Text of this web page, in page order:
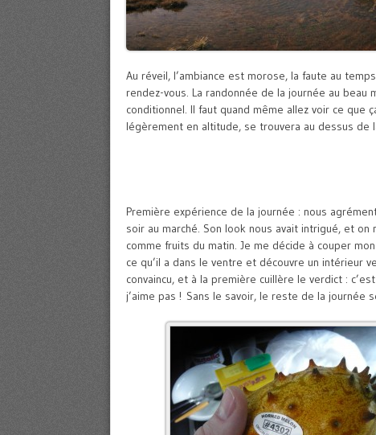
Au réveil, l’ambiance est morose, la faute au
rendez-vous. La randonnée de la journée au
conditionnel. Il faut quand même allez voir ce que
légèrement en altitude, se trouvera au dessus de
Première expérience de la journée : nous
soir au marché. Son look nous avait intrigué, et
comme fruits du matin. Je me décide à couper
ce qu’il a dans le ventre et découvre un intérieur
convaincu, et à la première cuillère le verdict :
j’aime pas ! Sans le savoir, le reste de la journée